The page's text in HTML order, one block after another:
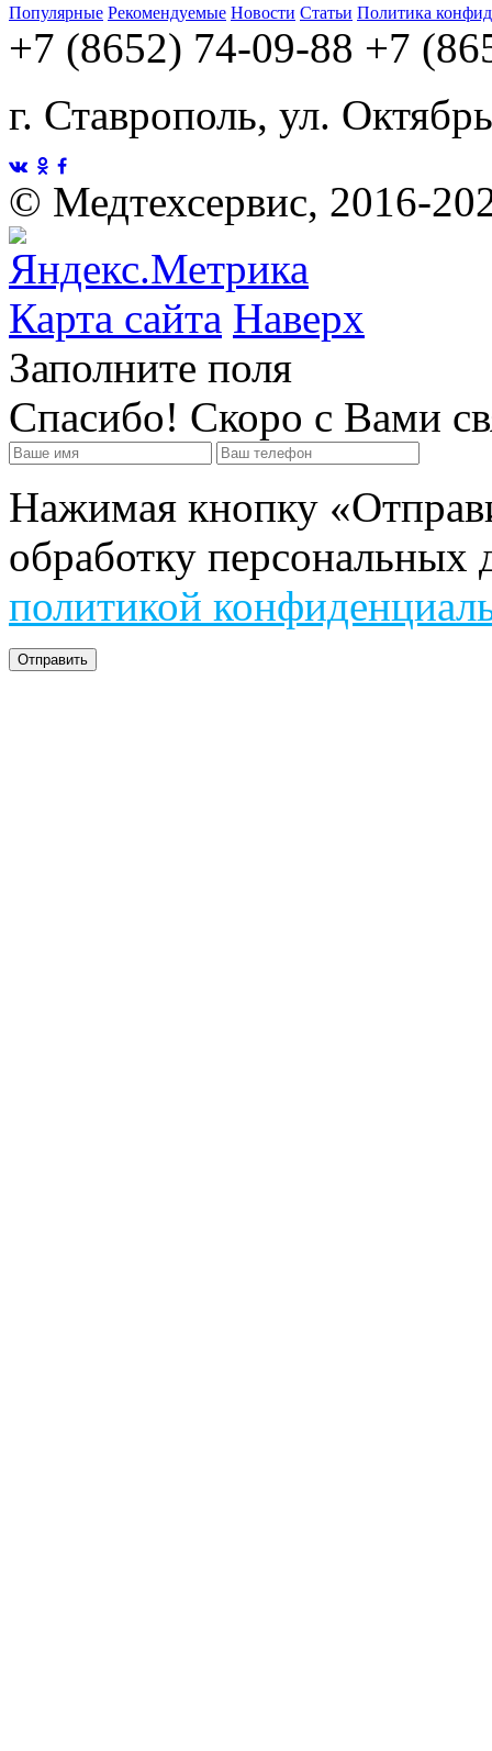
Популярные Рекомендуемые Новости Статьи Политика
+7 (8652) 74-09-88 +7
г. Ставрополь, ул.
© Медтехсервис, 2016-
Карта сайта Наверх
Заполните поля
Спасибо! Скоро с Вами
Нажимая кнопку
обработку персональных
политикой
Отправить